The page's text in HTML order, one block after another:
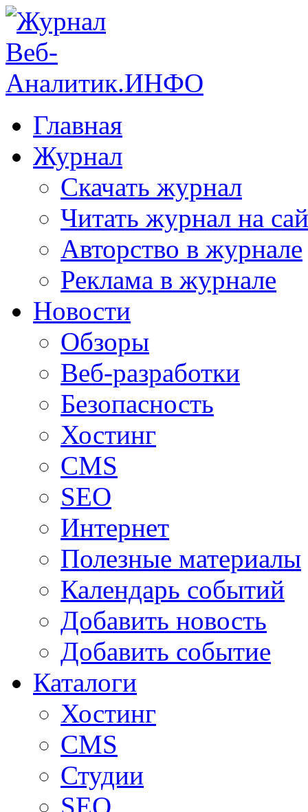
Главная
Журнал
Скачать журнал
Читать журнал на
Авторство в журнале
Реклама в журнале
Новости
Обзоры
Веб-разработки
Безопасность
Хостинг
CMS
SEO
Интернет
Полезные материалы
Календарь событий
Добавить новость
Добавить событие
Каталоги
Хостинг
CMS
Студии